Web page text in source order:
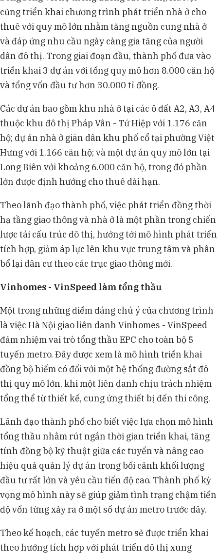
cũng triển khai chương trình phát triển nhà ở cho
thuê với quy mô lớn nhằm tăng nguồn cung nhà ở
và đáp ứng nhu cầu ngày càng gia tăng của người
dân đô thị. Trong giai đoạn đầu, thành phố đưa vào
triển khai 3 dự án với tổng quy mô hơn 8.000 căn hộ
và tổng vốn đầu tư hơn 30.000 tỉ đồng.
Các dự án bao gồm khu nhà ở tại các ô đất A2, A3, A4
thuộc khu đô thị Pháp Vân - Tứ Hiệp với 1.176 căn
hộ; dự án nhà ở giãn dân khu phố cổ tại phường Việt
Hưng với 1.166 căn hộ; và một dự án quy mô lớn tại
Long Biên với khoảng 6.000 căn hộ, trong đó phần
lớn được định hướng cho thuê dài hạn.
Theo lãnh đạo thành phố, việc phát triển đồng thời
hạ tầng giao thông và nhà ở là một phần trong chiến
lược tái cấu trúc đô thị, hướng tới mô hình phát triển
tích hợp, giảm áp lực lên khu vực trung tâm và phân
bổ lại dân cư theo các trục giao thông mới.
Vinhomes - VinSpeed làm tổng thầu
Một trong những điểm đáng chú ý của chương trình
là việc Hà Nội giao liên danh Vinhomes - VinSpeed
đảm nhiệm vai trò tổng thầu EPC cho toàn bộ 5
tuyến metro. Đây được xem là mô hình triển khai
đồng bộ hiếm có đối với một hệ thống đường sắt đô
thị quy mô lớn, khi một liên danh chịu trách nhiệm
tổng thể từ thiết kế, cung ứng thiết bị đến thi công.
Lãnh đạo thành phố cho biết việc lựa chọn mô hình
tổng thầu nhằm rút ngắn thời gian triển khai, tăng
tính đồng bộ kỹ thuật giữa các tuyến và nâng cao
hiệu quả quản lý dự án trong bối cảnh khối lượng
đầu tư rất lớn và yêu cầu tiến độ cao. Thành phố kỳ
vọng mô hình này sẽ giúp giảm tình trạng chậm tiến
độ vốn từng xảy ra ở một số dự án metro trước đây.
Theo kế hoạch, các tuyến metro sẽ được triển khai
theo hướng tích hợp với phát triển đô thị xung